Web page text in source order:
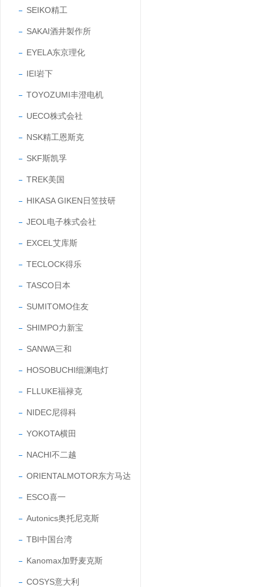
SEIKO精工
SAKAI酒井製作所
EYELA东京理化
IEI岩下
TOYOZUMI丰澄电机
UECO株式会社
NSK精工恩斯克
SKF斯凯孚
TREK美国
HIKASA GIKEN日笠技研
JEOL电子株式会社
EXCEL艾库斯
TECLOCK得乐
TASCO日本
SUMITOMO住友
SHIMPO力新宝
SANWA三和
HOSOBUCHI细渊电灯
FLLUKE福禄克
NIDEC尼得科
YOKOTA横田
NACHI不二越
ORIENTALMOTOR东方马达
ESCO喜一
Autonics奥托尼克斯
TBI中国台湾
Kanomax加野麦克斯
COSYS意大利